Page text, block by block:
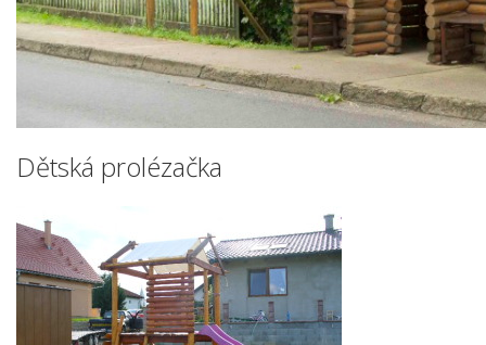
Dětská prolézačka